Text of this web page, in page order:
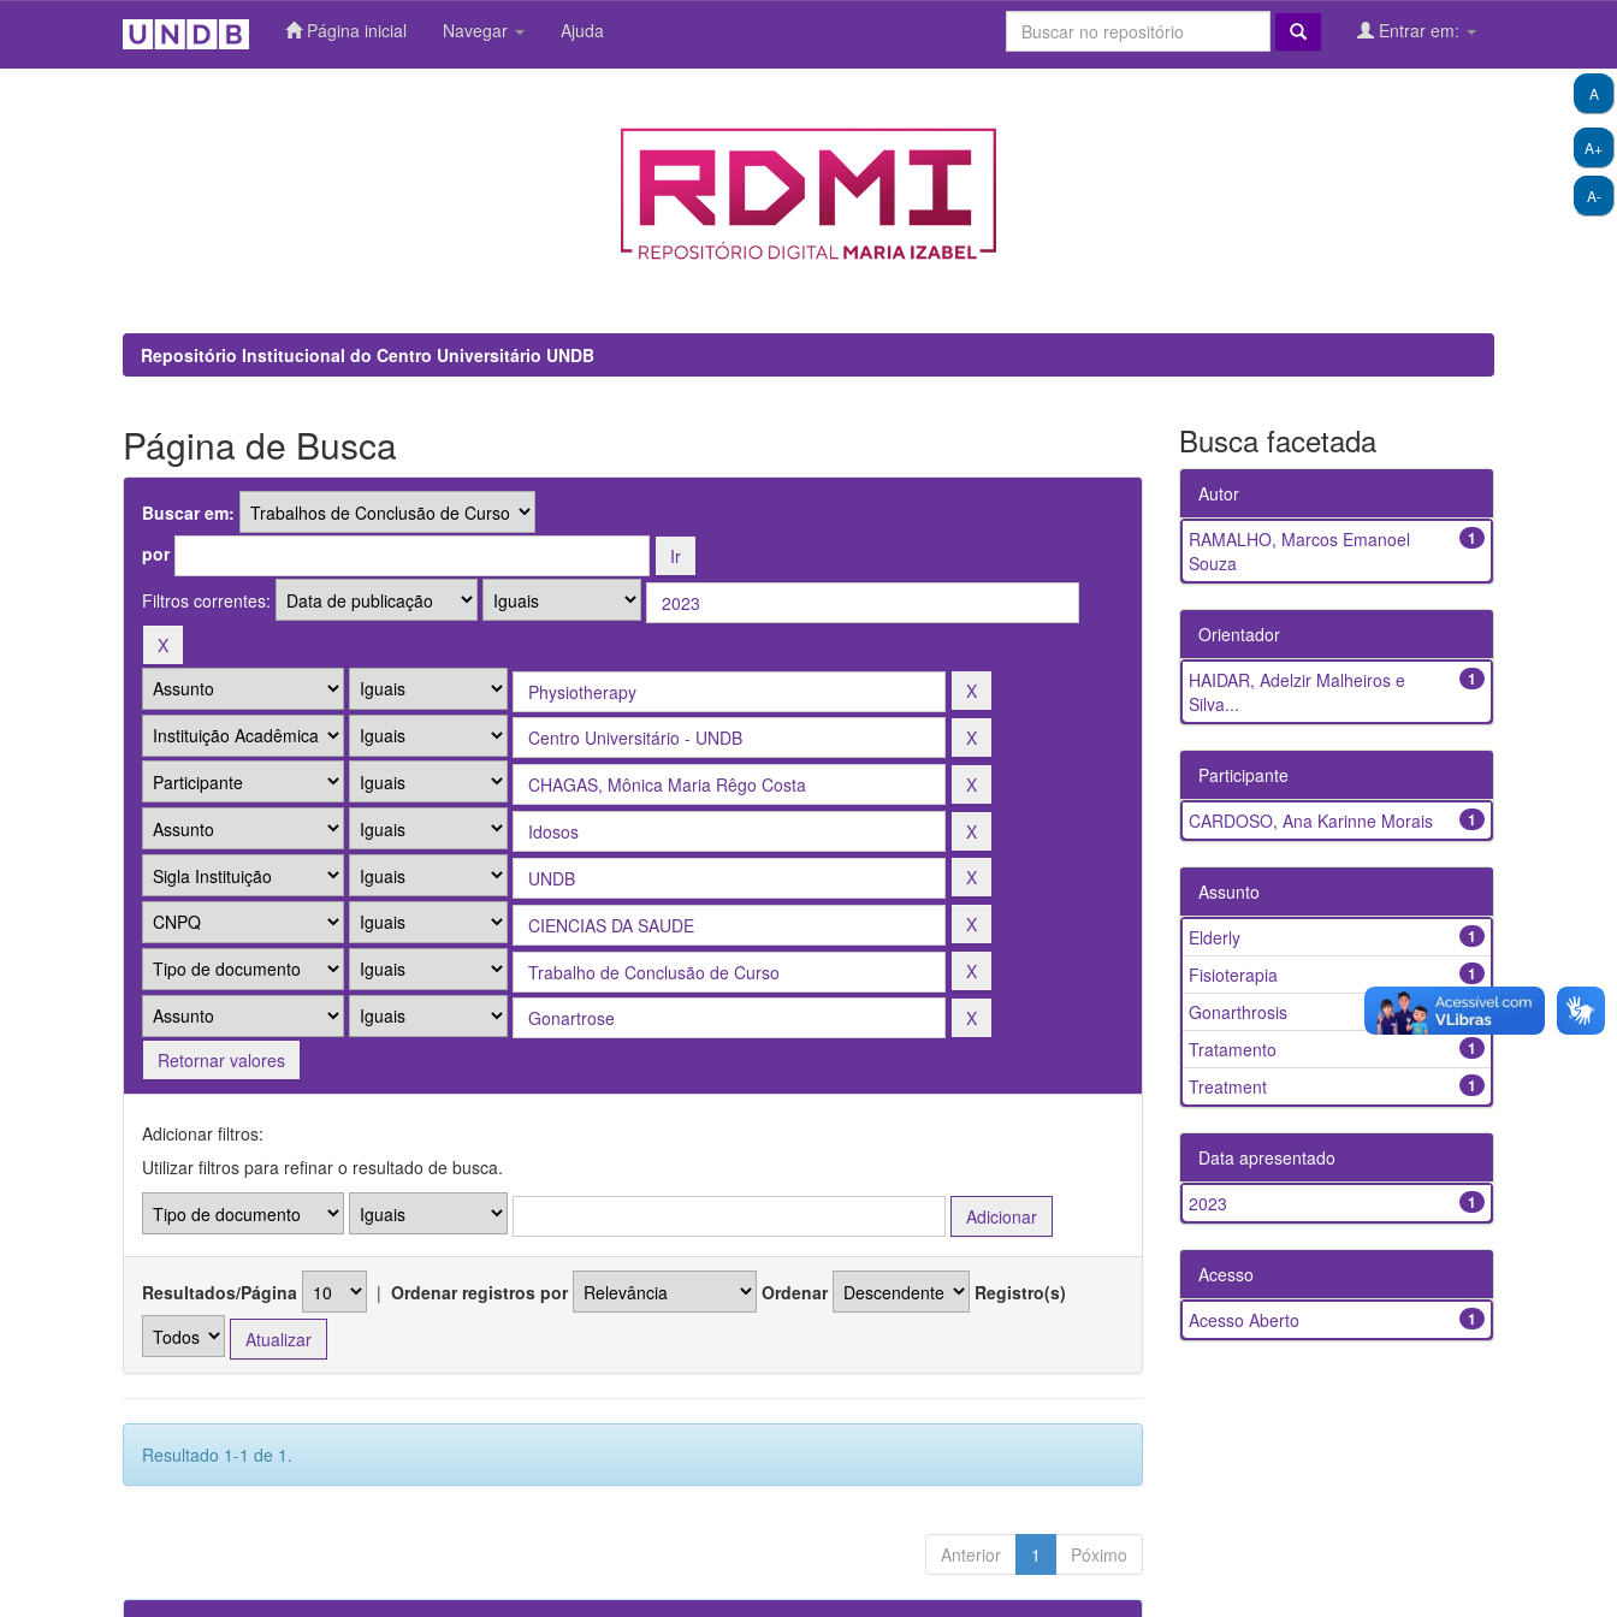
Página inicial Navegar Ajuda Entrar em:
A+
A-
A
Repositório Institucional do Centro Universitário UNDB
Página de Busca
Buscar em:
por
Filtros correntes:
Retornar valores
Adicionar filtros:
Utilizar filtros para refinar o resultado de busca.
Resultados/Página | Ordenar registros por Ordenar Registro(s)
Resultado 1-1 de 1.
Anterior 1 Póximo
Busca facetada
Autor
1
RAMALHO, Marcos Emanoel
Souza
Orientador
1
HAIDAR, Adelzir Malheiros e
Silva...
Participante
1
CARDOSO, Ana Karinne Morais
Assunto
1
Elderly
1
Fisioterapia
1
Gonarthrosis
1
Tratamento
1
Treatment
Data apresentado
1
2023
Acesso
1
Acesso Aberto